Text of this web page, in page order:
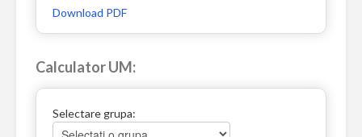
Download PDF
Calculator UM:
Selectare grupa: